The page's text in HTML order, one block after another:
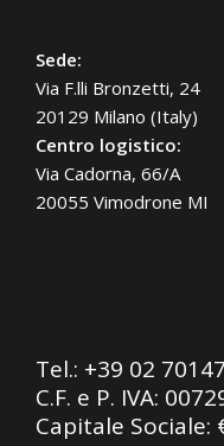
Sede:
Via F.lli Bronzetti, 24
20129 Milano (Italy)
Centro logistico:
Via Cadorna, 66/A
20055 Vimodrone MI
Tel.: +39 02
C.F. e P. IVA:
Capitale Sociale: